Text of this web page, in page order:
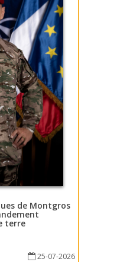
de Montgros
terre
25-07-2026